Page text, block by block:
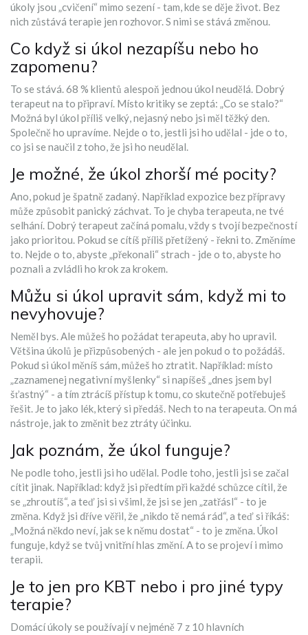
úkoly jsou „cvičení“ mimo sezení - tam, kde se děje život. Bez
nich zůstává terapie jen rozhovor. S nimi se stává změnou.
Co když si úkol nezapíšu nebo ho
zapomenu?
To se stává. 68 % klientů alespoň jednou úkol neudělá. Dobrý
terapeut na to připraví. Místo kritiky se zeptá: „Co se stalo?“
Možná byl úkol příliš velký, nejasný nebo jsi měl těžký den.
Společně ho upravíme. Nejde o to, jestli jsi ho udělal - jde o to,
co jsi se naučil z toho, že jsi ho neudělal.
Je možné, že úkol zhorší mé pocity?
Ano, pokud je špatně zadaný. Například expozice bez přípravy
může způsobit panický záchvat. To je chyba terapeuta, ne tvé
selhání. Dobrý terapeut začíná pomalu, vždy s tvojí bezpečností
jako prioritou. Pokud se cítíš příliš přetížený - řekni to. Změníme
to. Nejde o to, abyste „překonali“ strach - jde o to, abyste ho
poznali a zvládli ho krok za krokem.
Můžu si úkol upravit sám, když mi to
nevyhovuje?
Neměl bys. Ale můžeš ho požádat terapeuta, aby ho upravil.
Většina úkolů je přizpůsobených - ale jen pokud o to požádáš.
Pokud si úkol měníš sám, můžeš ho ztratit. Například: místo
„zaznamenej negativní myšlenky“ si napíšeš „dnes jsem byl
šťastný“ - a tím ztrácíš přístup k tomu, co skutečně potřebuješ
řešit. Je to jako lék, který si předáš. Nech to na terapeuta. On má
nástroje, jak to změnit bez ztráty účinku.
Jak poznám, že úkol funguje?
Ne podle toho, jestli jsi ho udělal. Podle toho, jestli jsi se začal
cítit jinak. Například: když jsi předtím při každé schůzce cítil, že
se „zhroutíš“, a teď jsi si všiml, že jsi se jen „zatřásl“ - to je
změna. Když jsi dříve věřil, že „nikdo tě nemá rád“, a teď si říkáš:
„Možná někdo neví, jak se k němu dostat“ - to je změna. Úkol
funguje, když se tvůj vnitřní hlas změní. A to se projeví i mimo
terapii.
Je to jen pro KBT nebo i pro jiné typy
terapie?
Domácí úkoly se používají v nejméně 7 z 10 hlavních